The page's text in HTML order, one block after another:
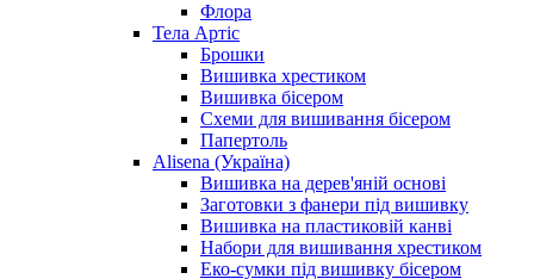
Флора
Тела Артіс
Брошки
Вишивка хрестиком
Вишивка бісером
Схеми для вишивання бісером
Папертоль
Alisena (Україна)
Вишивка на дерев'яній основі
Заготовки з фанери під вишивку
Вишивка на пластиковій канві
Набори для вишивання хрестиком
Еко-сумки під вишивку бісером